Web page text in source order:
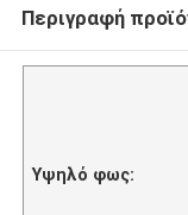
Περιγραφή
Υψηλό φως: